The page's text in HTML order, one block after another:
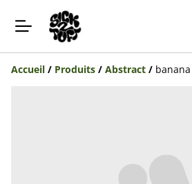
Accueil / Produits / Abstract / banana